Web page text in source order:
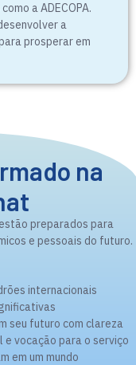
a ADECOPA.
a
prosperar em
na
preparados para
e pessoais do futuro.
internacionais
seu futuro com clareza
e vocação para o serviço
em um mundo